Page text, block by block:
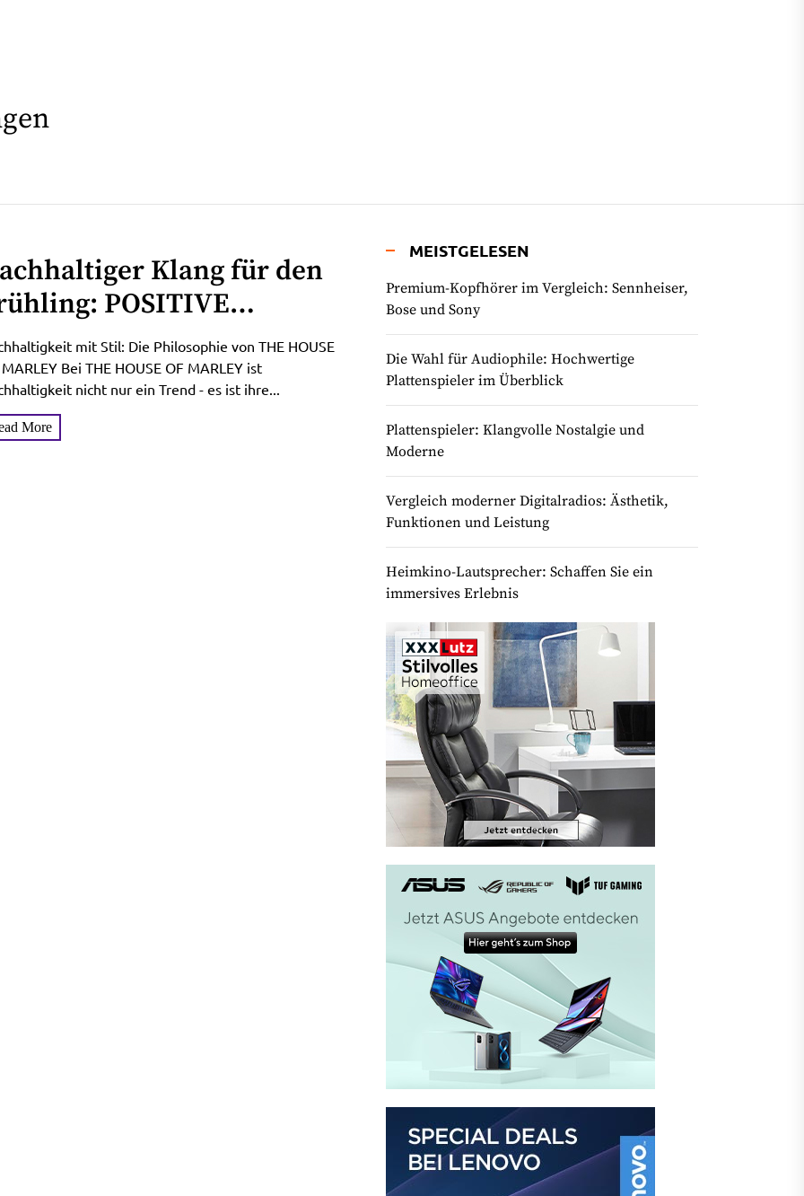
Klang für den
POSITIVE
2 WIRELESS
THE HOUSE OF
stellt sich vor
mit Stil: Die Philosophie von THE HOUSE
Bei THE HOUSE OF MARLEY ist
nicht nur ein Trend - es ist ihre...
More
MEISTGELESEN
Premium-Kopfhörer im Vergleich: Sennheiser,
Bose und Sony
Die Wahl für Audiophile: Hochwertige
Plattenspieler im Überblick
Plattenspieler: Klangvolle Nostalgie und
Moderne
Vergleich moderner Digitalradios: Ästhetik,
Funktionen und Leistung
Heimkino-Lautsprecher: Schaffen Sie ein
immersives Erlebnis